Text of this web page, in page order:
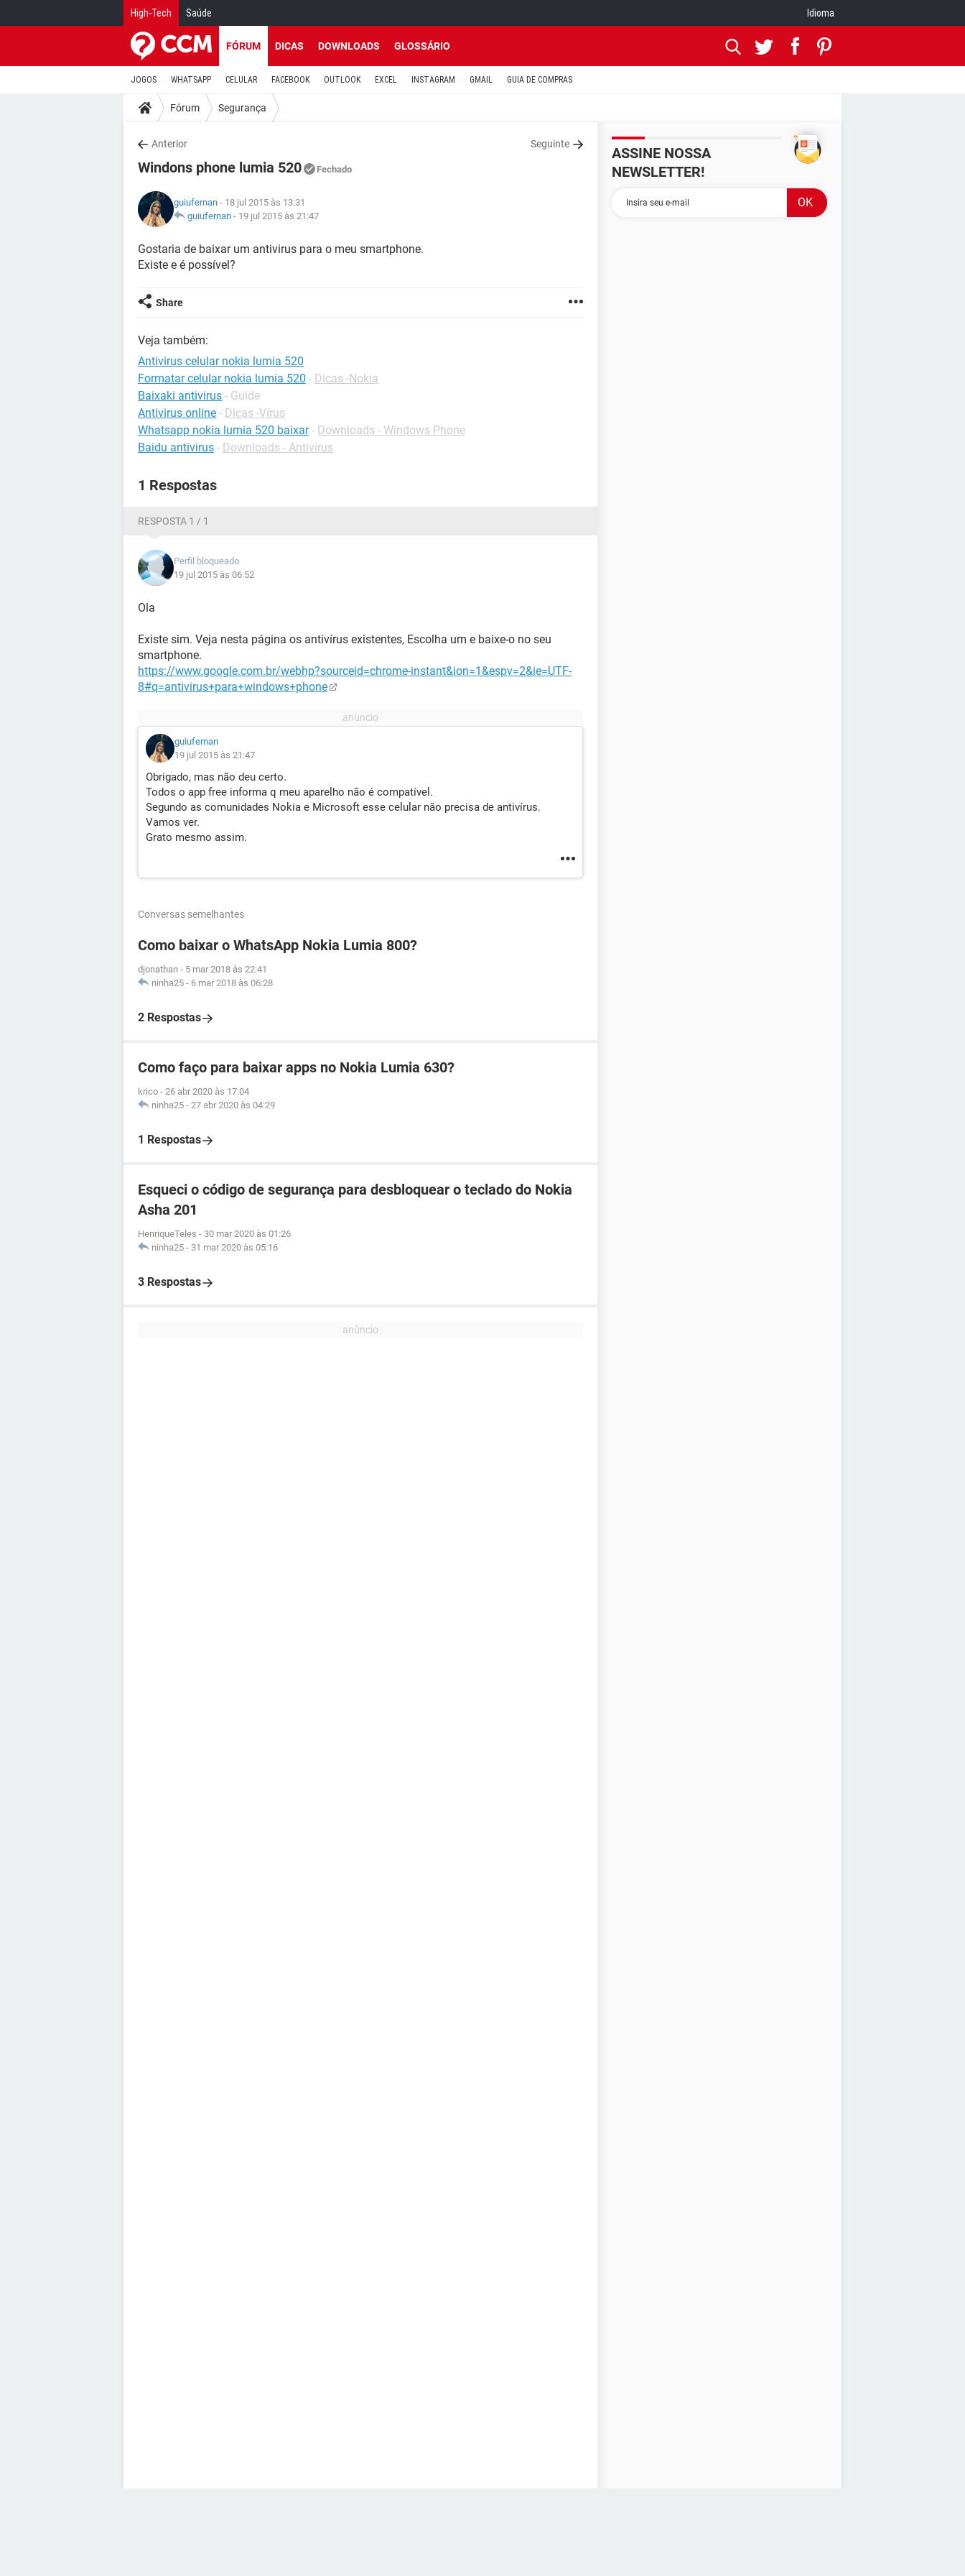
High-Tech Saúde Idioma
FÓRUM DICAS DOWNLOADS GLOSSÁRIO
JOGOS WHATSAPP CELULAR FACEBOOK OUTLOOK EXCEL INSTAGRAM GMAIL GUIA DE COMPRAS
Fórum Segurança
Anterior Seguinte
Windons phone lumia 520 Fechado
guiufernan - 18 jul 2015 às 13:31
guiufernan - 19 jul 2015 às 21:47
Gostaria de baixar um antivirus para o meu smartphone.
Existe e é possível?
Share
Veja também:
Antivirus celular nokia lumia 520
Formatar celular nokia lumia 520 - Dicas -Nokia
Baixaki antivirus - Guide
Antivirus online - Dicas -Vírus
Whatsapp nokia lumia 520 baixar - Downloads - Windows Phone
Baidu antivirus - Downloads - Antivírus
1 Respostas
RESPOSTA 1 / 1
Perfil bloqueado
19 jul 2015 às 06:52
Ola
Existe sim. Veja nesta página os antivírus existentes, Escolha um e baixe-o no seu
smartphone.
https://www.google.com.br/webhp?sourceid=chrome-instant&ion=1&espv=2&ie=UTF-
8#q=antivirus+para+windows+phone
guiufernan
19 jul 2015 às 21:47
Obrigado, mas não deu certo.
Todos o app free informa q meu aparelho não é compatível.
Segundo as comunidades Nokia e Microsoft esse celular não precisa de antivírus.
Vamos ver.
Grato mesmo assim.
Conversas semelhantes
Como baixar o WhatsApp Nokia Lumia 800?
djonathan - 5 mar 2018 às 22:41
ninha25 - 6 mar 2018 às 06:28
2 Respostas
Como faço para baixar apps no Nokia Lumia 630?
krico - 26 abr 2020 às 17:04
ninha25 - 27 abr 2020 às 04:29
1 Respostas
Esqueci o código de segurança para desbloquear o teclado do Nokia
Asha 201
HenriqueTeles - 30 mar 2020 às 01:26
ninha25 - 31 mar 2020 às 05:16
3 Respostas
ASSINE NOSSA
NEWSLETTER!